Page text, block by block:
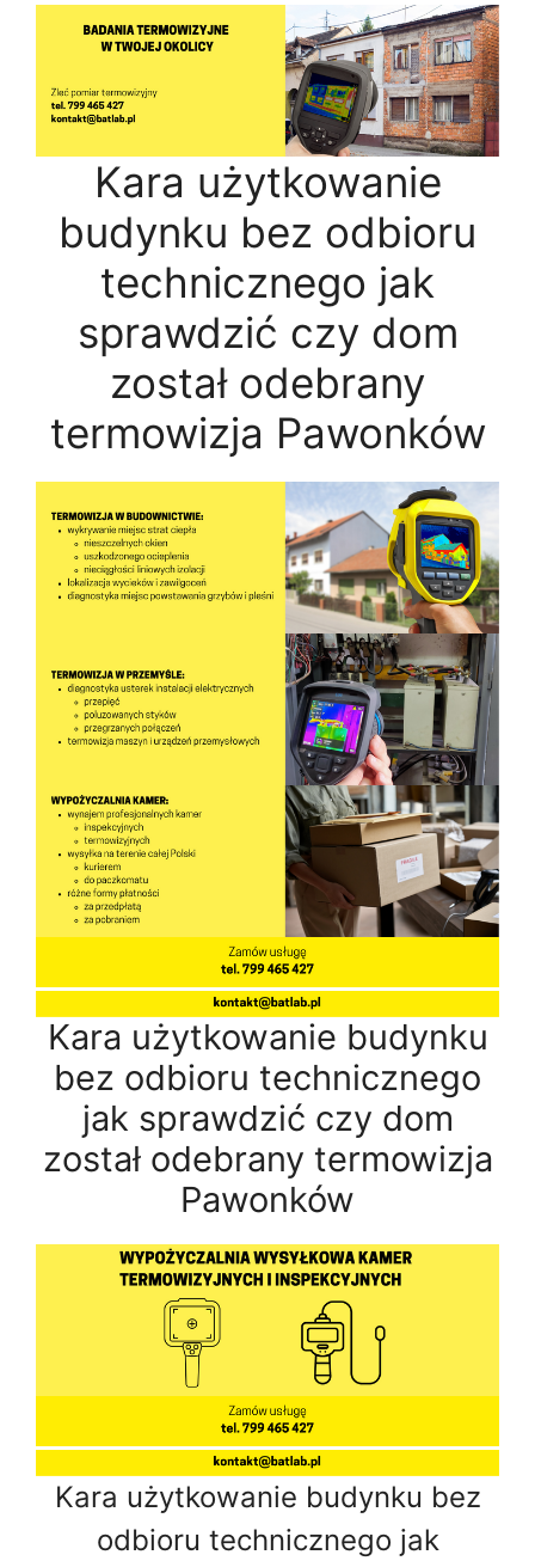
Kara użytkowanie
budynku bez odbioru
technicznego jak
sprawdzić czy dom
został odebrany
termowizja Pawonków
Kara użytkowanie budynku
bez odbioru technicznego
jak sprawdzić czy dom
został odebrany termowizja
Pawonków
Kara użytkowanie budynku bez
odbioru technicznego jak